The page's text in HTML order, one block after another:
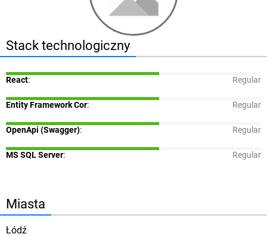
Stack technologiczny
React: Regular
Entity Framework Cor: Regular
OpenApi (Swagger): Regular
MS SQL Server: Regular
Miasta
Łódź